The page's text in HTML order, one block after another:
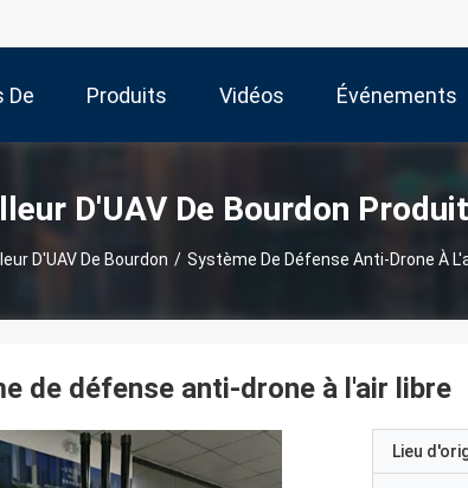
De Produits Vidéos Événements
D'UAV De Bourdon
D'UAV De Bourdon / Système De Défense Anti-Drone À
de défense anti-drone à l'air libre
Lieu